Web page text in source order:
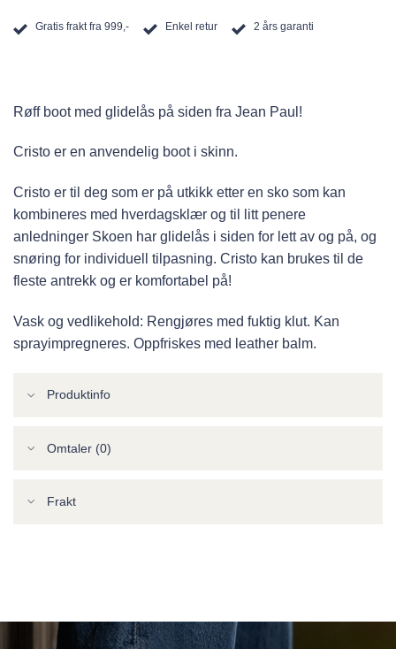
Gratis frakt fra 999,- Enkel retur 2 års garanti
Røff boot med glidelås på siden fra Jean Paul!
Cristo er en anvendelig boot i skinn.
Cristo er til deg som er på utkikk etter en sko som kan
kombineres med hverdagsklær og til litt penere
anledninger Skoen har glidelås i siden for lett av og på, og
snøring for individuell tilpasning. Cristo kan brukes til de
fleste antrekk og er komfortabel på!
Vask og vedlikehold: Rengjøres med fuktig klut. Kan
sprayimpregneres. Oppfriskes med leather balm.
Produktinfo
Omtaler (0)
Frakt